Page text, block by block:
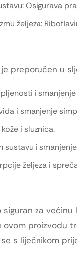
Osigurava
željeza:
preporučen u
i smanjenje
i smanjenje
i sluznica.
sustavu i
željeza i
za
ovom proizvodu
s liječnikom